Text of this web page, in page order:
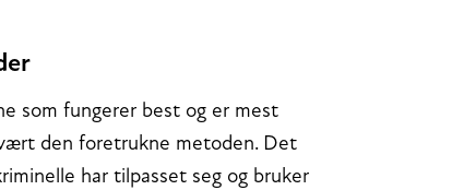
som fungerer best og er mest
den foretrukne metoden. Det
har tilpasset seg og bruker